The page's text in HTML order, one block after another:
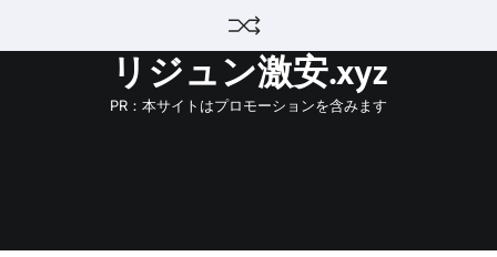
リジュン激安.xyz
PR：本サイトはプロモーションを含みます